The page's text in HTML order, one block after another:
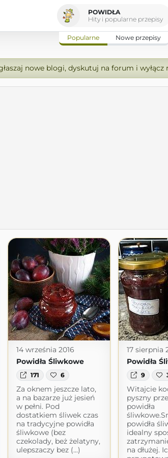
POWIDŁA
Hity i popularne przepisy
Popularne Nowe przepisy
nowe blogi, dyskutuj na forum i wyłącz
14 września 2016
Powidła Śliwkowe
171 6
Za oknem jeszcze lato,
a na bazarze już jesień
w pełni. Pod
dostatkiem śliwek czas
na tradycyjne powidła
śliwkowe (bez
czekolady, beż żelatyny,
ulepszaczy bez (...)
17 sierpnia
Powidła
9
Witajcie
pyszny
powidła
powidła
idealny
na dłużej.